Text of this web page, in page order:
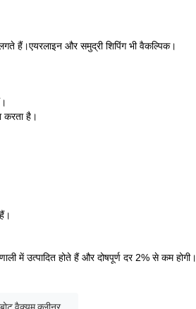
हैं।एयरलाइन और समुद्री शिपिंग भी वैकल्पिक।
करता है।
में उत्पादित होते हैं और दोषपूर्ण दर 2% से कम होगी।
वैक्यूम क्लीनर